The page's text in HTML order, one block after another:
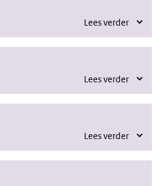
Lees verder
Lees verder
Lees verder